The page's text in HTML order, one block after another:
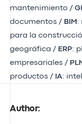
mantenimiento /
documentos / BIM :
para la
geográfica / ERP:
empresariales /
productos / IA:
Author: